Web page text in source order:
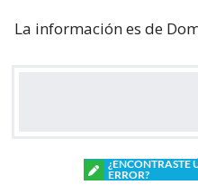
La información es de
¿ENCONTRASTE
ERROR?